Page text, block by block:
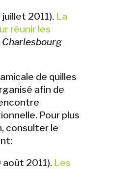
2011). La
réunir les
Charlesbourg
de quilles
afin de
Pour plus
consulter le
août 2011). Les